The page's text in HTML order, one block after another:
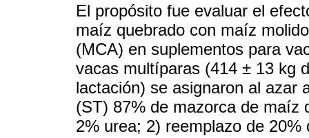
El propósito fue evaluar el
maíz quebrado con maíz
(MCA) en suplementos para
vacas multíparas (414 ± 13 kg
lactación) se asignaron al azar
(ST) 87% de mazorca de maíz
2% urea; 2) reemplazo de